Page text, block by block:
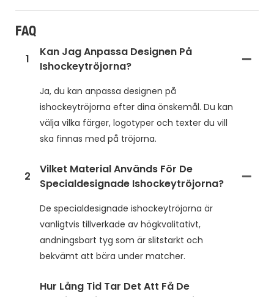
FAQ
1
Kan Jag Anpassa Designen På
Ishockeytröjorna?
Ja, du kan anpassa designen på
ishockeytröjorna efter dina önskemål. Du kan
välja vilka färger, logotyper och texter du vill
ska finnas med på tröjorna.
2
Vilket Material Används För De
Specialdesignade Ishockeytröjorna?
De specialdesignade ishockeytröjorna är
vanligtvis tillverkade av högkvalitativt,
andningsbart tyg som är slitstarkt och
bekvämt att bära under matcher.
Hur Lång Tid Tar Det Att Få De